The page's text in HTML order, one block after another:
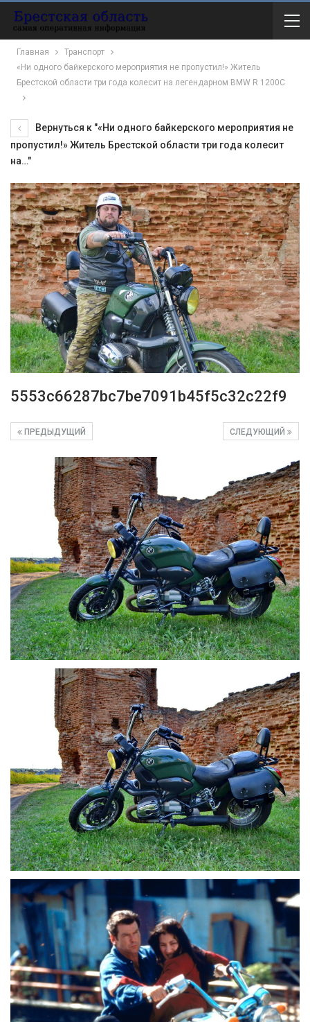
Главная
Транспорт
«Ни одного байкерского мероприятия не пропустил!» Житель
Брестской области три года колесит на легендарном BMW R 1200C
Вернуться к "«Ни одного байкерского мероприятия не
пропустил!» Житель Брестской области три года колесит
на…"
5553c66287bc7be7091b45f5c32c22f9
СЛЕДУЮЩИЙ
ПРЕДЫДУЩИЙ